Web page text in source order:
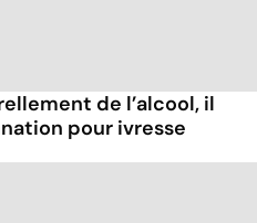
de l’alcool, il
pour ivresse